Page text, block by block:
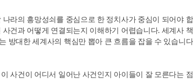
라의 흥망성쇠를 중심으로 한 정치사가 중심이 되어야
건과 어떻게 연결되는지 이해하기 어렵습니다. 세계사
방대한 세계사의 핵심만 뽑아 큰 흐름을 잡을 수 있습니
사건이 어디서 일어난 사건인지 아이들이 잘 모른다는